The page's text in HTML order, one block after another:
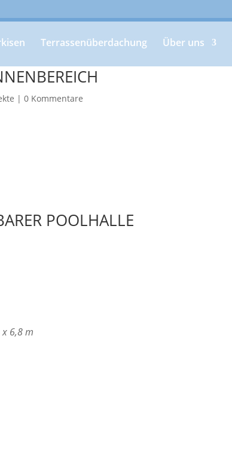
Terrassenüberdachung Über uns
|0 Kommentare
POOLHALLE
x 6,8 m